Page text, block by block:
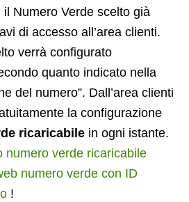
Numero Verde scelto già
di accesso all’area clienti.
verrà configurato
quanto indicato nella
del numero”. Dall’area clienti
la configurazione
ricaricabile in ogni istante.
numero verde ricaricabile
numero verde con ID
!